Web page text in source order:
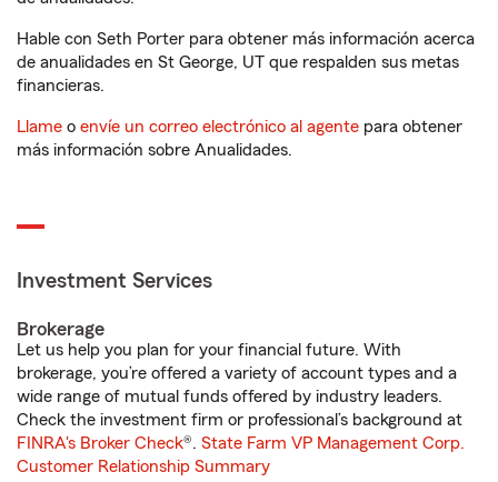
Hable con Seth Porter para obtener más información acerca
de anualidades en St George, UT que respalden sus metas
financieras.
Llame o envíe un correo electrónico al agente para obtener
más información sobre Anualidades.
Investment Services
Brokerage
Let us help you plan for your financial future. With
brokerage, you’re offered a variety of account types and a
wide range of mutual funds offered by industry leaders.
Check the investment firm or professional’s background at
FINRA's Broker Check®. State Farm VP Management Corp.
Customer Relationship Summary